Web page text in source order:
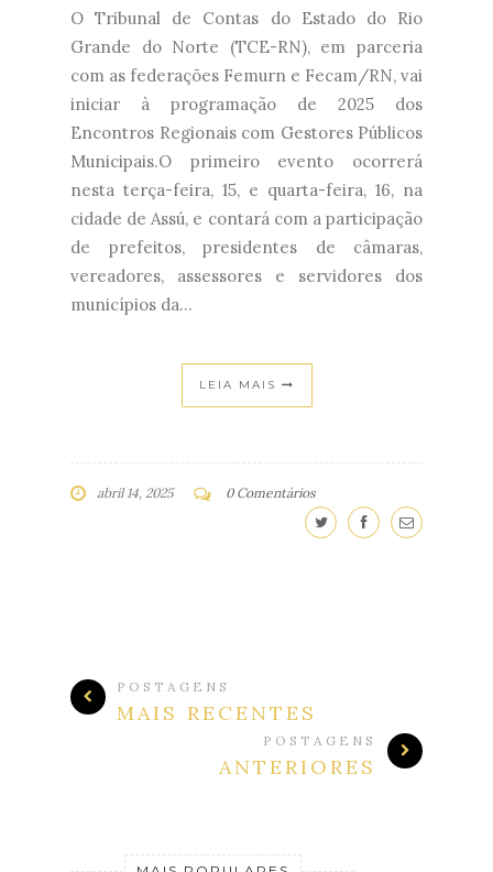
O Tribunal de Contas do Estado do Rio
Grande do Norte (TCE-RN), em parceria
com as federações Femurn e Fecam/RN, vai
iniciar à programação de 2025 dos
Encontros Regionais com Gestores Públicos
Municipais.O primeiro evento ocorrerá
nesta terça-feira, 15, e quarta-feira, 16, na
cidade de Assú, e contará com a participação
de prefeitos, presidentes de câmaras,
vereadores, assessores e servidores dos
municípios da...
LEIA MAIS
abril 14, 2025 0 Comentários
POSTAGENS
MAIS RECENTES
POSTAGENS
ANTERIORES